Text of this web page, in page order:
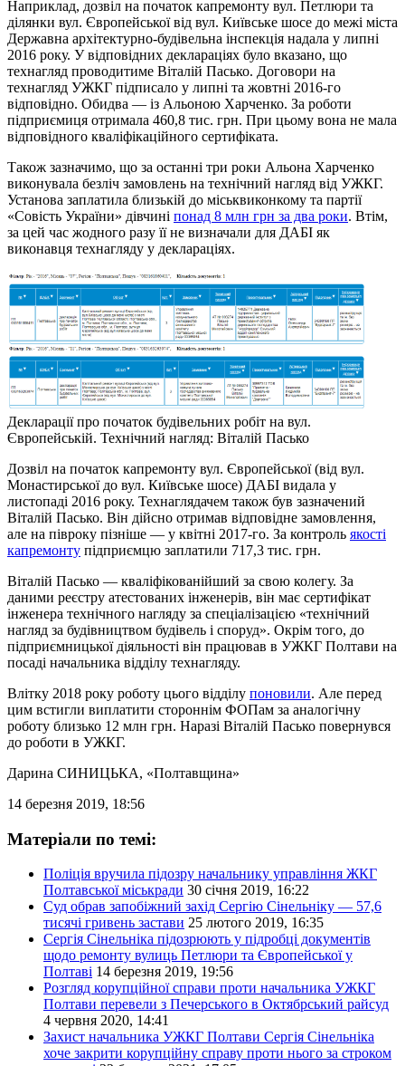
Наприклад, дозвіл на початок капремонту вул. Петлюри та
ділянки вул. Європейської від вул. Київське шосе до межі міста
Державна архітектурно-будівельна інспекція надала у липні
2016 року. У відповідних деклараціях було вказано, що
технагляд проводитиме Віталій Пасько. Договори на
технагляд УЖКГ підписало у липні та жовтні 2016-го
відповідно. Обидва — із Альоною Харченко. За роботи
підприємиця отримала 460,8 тис. грн. При цьому вона не мала
відповідного кваліфікаційного сертифіката.
Також зазначимо, що за останні три роки Альона Харченко
виконувала безліч замовлень на технічний нагляд від УЖКГ.
Установа заплатила близькій до міськвиконкому та партії
«Совість України» дівчині понад 8 млн грн за два роки. Втім,
за цей час жодного разу її не визначали для ДАБІ як
виконавця технагляду у деклараціях.
Декларації про початок будівельних робіт на вул.
Європейській. Технічний нагляд: Віталій Пасько
Дозвіл на початок капремонту вул. Європейської (від вул.
Монастирської до вул. Київське шосе) ДАБІ видала у
листопаді 2016 року. Технаглядачем також був зазначений
Віталій Пасько. Він дійсно отримав відповідне замовлення,
але на півроку пізніше — у квітні 2017-го. За контроль якості
капремонту підприємцю заплатили 717,3 тис. грн.
Віталій Пасько — кваліфікованійший за свою колегу. За
даними реєстру атестованих інженерів, він має сертифікат
інженера технічного нагляду за спеціалізацією «технічний
нагляд за будівництвом будівель і споруд». Окрім того, до
підприємницької діяльності він працював в УЖКГ Полтави на
посаді начальника відділу технагляду.
Влітку 2018 року роботу цього відділу поновили. Але перед
цим встигли виплатити стороннім ФОПам за аналогічну
роботу близько 12 млн грн. Наразі Віталій Пасько повернувся
до роботи в УЖКГ.
Дарина СИНИЦЬКА, «Полтавщина»
14 березня 2019, 18:56
Матеріали по темі:
Поліція вручила підозру начальнику управління ЖКГ
Полтавської міськради 30 січня 2019, 16:22
Суд обрав запобіжний захід Сергію Сінельніку — 57,6
тисячі гривень застави 25 лютого 2019, 16:35
Сергія Сінельніка підозрюють у підробці документів
щодо ремонту вулиць Петлюри та Європейської у
Полтаві 14 березня 2019, 19:56
Розгляд корупційної справи проти начальника УЖКГ
Полтави перевели з Печерського в Октябрський райсуд
4 червня 2020, 14:41
Захист начальника УЖКГ Полтави Сергія Сінельніка
хоче закрити корупційну справу проти нього за строком